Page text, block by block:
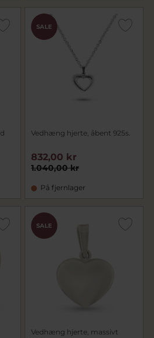
SALE
Vedhæng hjerte, åbent 925s.
1.040,00 kr
832,00 kr
På fjernlager
SALE
Vedhæng hjerte, massivt